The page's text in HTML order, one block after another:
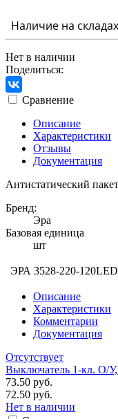
Наличие на складах
Нет в наличии
Поделиться:
Сравнение
Описание
Характеристики
Отзывы
Документация
Антистатический пакет
Бренд:
Эра
Базовая единица
шт
ЭРА 3528-220-
Описание
Характеристики
Комментарии
Документация
Отсутствует
Выключатель 1-кл. O/
73.50 руб.
72.50 руб.
Нет в наличии